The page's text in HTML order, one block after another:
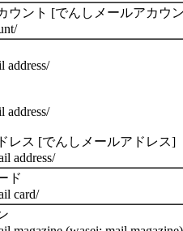
ウント [でんしメールアカウ
address/
address/
レス [でんしメールアドレス]
address/
ド
card/